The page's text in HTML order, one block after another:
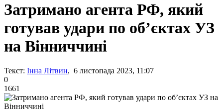
Затримано агента РФ, який
готував удари по об’єктах УЗ
на Вінниччині
Текст: Інна Літвин, 6 листопада 2023, 11:07
0
1661